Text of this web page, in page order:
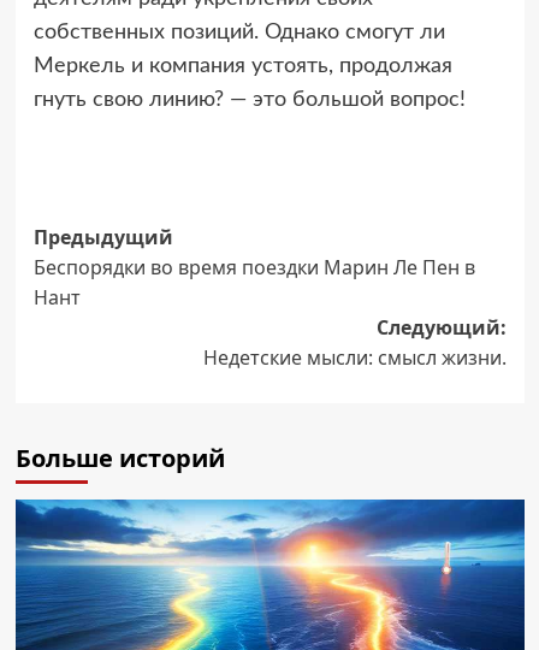
собственных позиций. Однако смогут ли
Меркель и компания устоять, продолжая
гнуть свою линию? — это большой вопрос!
Навигация
записи
Предыдущий
Беспорядки во время поездки Марин Ле Пен в
Нант
Следующий:
Недетские мысли: смысл жизни.
Больше историй